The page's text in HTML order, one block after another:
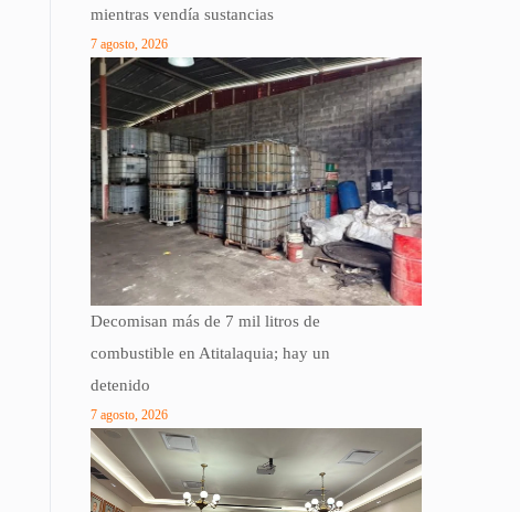
mientras vendía sustancias
7 agosto, 2026
Decomisan más de 7 mil litros de
combustible en Atitalaquia; hay un
detenido
7 agosto, 2026